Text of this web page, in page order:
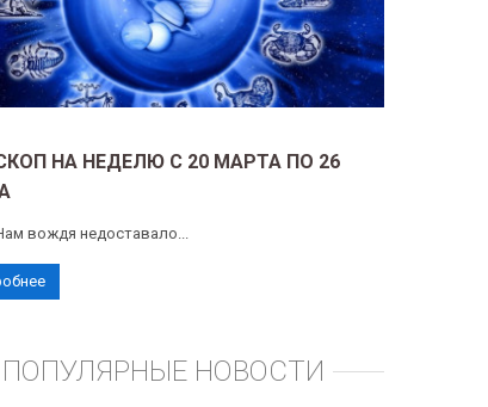
НА НЕДЕЛЮ С 20 МАРТА ПО 26
вождя недоставало...
ПОПУЛЯРНЫЕ НОВОСТИ